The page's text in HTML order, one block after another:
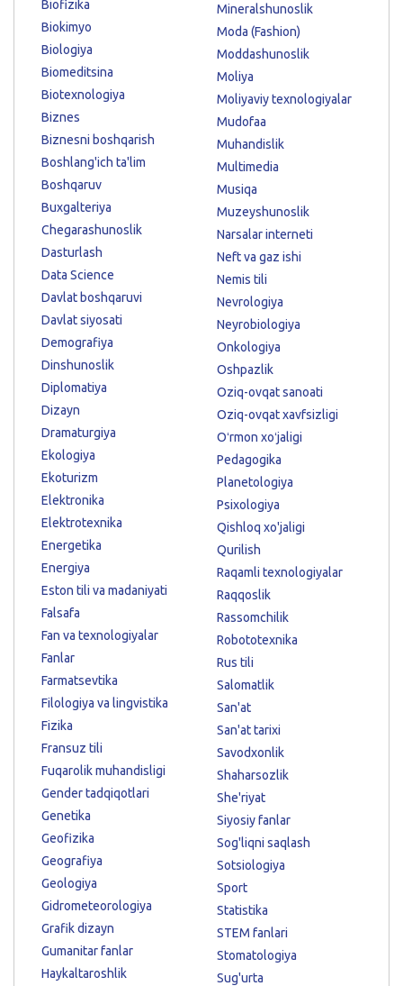
Biofizika
Biokimyo
Biologiya
Biomeditsina
Biotexnologiya
Biznes
Biznesni boshqarish
Boshlang'ich ta'lim
Boshqaruv
Buxgalteriya
Chegarashunoslik
Dasturlash
Data Science
Davlat boshqaruvi
Davlat siyosati
Demografiya
Dinshunoslik
Diplomatiya
Dizayn
Dramaturgiya
Ekologiya
Ekoturizm
Elektronika
Elektrotexnika
Energetika
Energiya
Eston tili va madaniyati
Falsafa
Fan va texnologiyalar
Fanlar
Farmatsevtika
Filologiya va lingvistika
Fizika
Fransuz tili
Fuqarolik muhandisligi
Gender tadqiqotlari
Genetika
Geofizika
Geografiya
Geologiya
Gidrometeorologiya
Grafik dizayn
Gumanitar fanlar
Haykaltaroshlik
Mineralshunoslik
Moda (Fashion)
Moddashunoslik
Moliya
Moliyaviy texnologiyalar
Mudofaa
Muhandislik
Multimedia
Musiqa
Muzeyshunoslik
Narsalar interneti
Neft va gaz ishi
Nemis tili
Nevrologiya
Neyrobiologiya
Onkologiya
Oshpazlik
Oziq-ovqat sanoati
Oziq-ovqat xavfsizligi
Oʻrmon xoʻjaligi
Pedagogika
Planetologiya
Psixologiya
Qishloq xo'jaligi
Qurilish
Raqamli texnologiyalar
Raqqoslik
Rassomchilik
Robototexnika
Rus tili
Salomatlik
San'at
San'at tarixi
Savodxonlik
Shaharsozlik
She'riyat
Siyosiy fanlar
Sog'liqni saqlash
Sotsiologiya
Sport
Statistika
STEM fanlari
Stomatologiya
Sug'urta